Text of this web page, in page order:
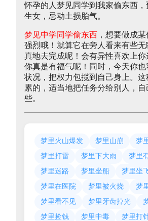
怀孕的人梦见同学到我家偷东西
生女，忌动土损胎气。
梦见中学同学偷东西 ，想要做成
强烈哦！就算它在旁人看来有些无
真地去完成呢！会有异性喜欢上你
你真是有福气呢！同时，今天你
状况，把权力包揽到自己身上。
累的，适当地把任务分给别人，
些。
梦里火山爆发 梦里山崩
梦
梦里打雷
梦里下大雨
梦里
梦里迷路
梦里坐船
梦里坐
梦里在医院
梦里被火烧
梦
梦里看不见
梦里牙齿掉光
梦里捡钱
梦里中毒 梦里打